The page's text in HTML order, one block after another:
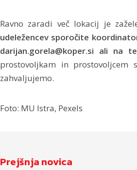
Ravno zaradi več lokacij je
udeležencev sporočite
darijan.gorela@koper.si ali na
prostovoljkam in
zahvaljujemo.
Foto: MU Istra, Pexels
Prejšnja novica